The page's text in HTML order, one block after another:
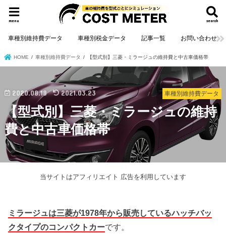
search
menu
車種別維持費データ 車種別税金データ 記事一覧 お問い合わせ
HOME 車種別維持費データ 【型式別】三菱・ミラージュの維持費と中古車価格帯
車種別維持費データ
2020.08.18 2021.03.23
【型式別】三菱・ミラージュの維持
費と中古車価格帯
当サイトはアフィリエイト 広告を利用しています
ミラージュは三菱が1978年から販売しているハッチバッ
クタイプのコンパクトカーです。